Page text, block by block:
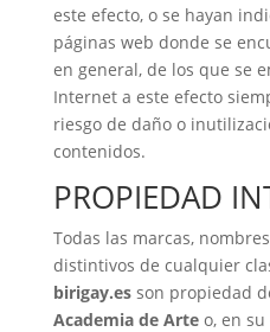
este efecto, o se hayan
páginas web donde se
en general, de los que se
Internet a este efecto
riesgo de daño o
contenidos.
PROPIEDAD
Todas las marcas,
distintivos de cualquier
birigay.esson propiedad
Academia de Arteo, en su